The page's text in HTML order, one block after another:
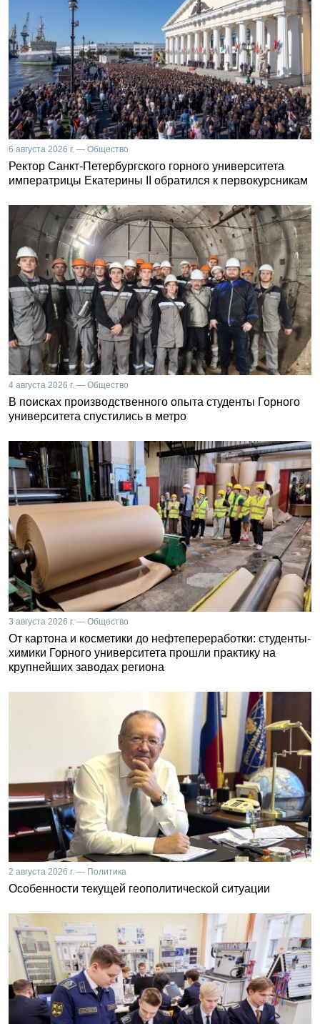
6 августа 2026 г. — Общество
Ректор Санкт-Петербургского горного университета
императрицы Екатерины II обратился к первокурсникам
4 августа 2026 г. — Общество
В поисках производственного опыта студенты Горного
университета спустились в метро
3 августа 2026 г. — Общество
От картона и косметики до нефтепереработки: студенты-
химики Горного университета прошли практику на
крупнейших заводах региона
2 августа 2026 г. — Политика
Особенности текущей геополитической ситуации